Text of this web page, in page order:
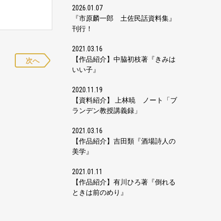
次へ
2026.01.07
『市原麟一郎 土佐民話資料集』
刊行！
2021.03.16
【作品紹介】中脇初枝著『きみは
いい子』
2020.11.19
【資料紹介】 上林暁 ノート「ブ
ランデン教授講義録」
2021.03.16
【作品紹介】吉田類『酒場詩人の
美学』
2021.01.11
【作品紹介】有川ひろ著『倒れる
ときは前のめり』